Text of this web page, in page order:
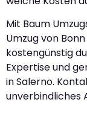
Mit Baum
Umzug von
kostengünstig
Expertise und
in Salerno.
unverbindliches